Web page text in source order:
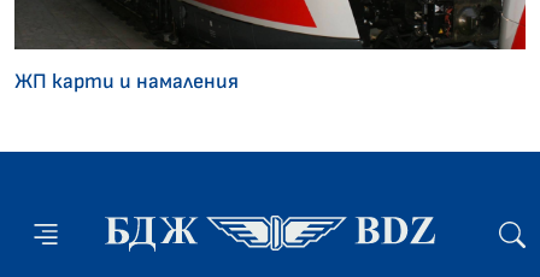
ЖП карти и намаления